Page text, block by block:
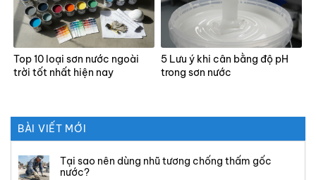
BÀI VIẾT MỚI
Tại sao nên dùng nhũ tương chống thấm gốc
nước?
Top 10 loại sơn nước ngoài
trời tốt nhất hiện nay
5 Lưu ý khi cân bằng độ pH
trong sơn nước